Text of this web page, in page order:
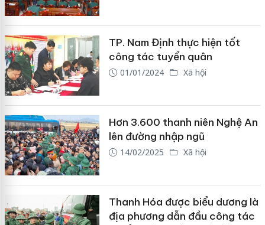
TP. Nam Định thực hiện tốt
công tác tuyển quân
01/01/2024 Xã hội
Hơn 3.600 thanh niên Nghệ An
lên đường nhập ngũ
14/02/2025 Xã hội
Thanh Hóa được biểu dương là
địa phương dẫn đầu công tác